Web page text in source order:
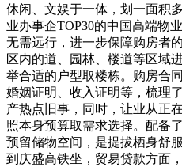
休闲、文娱于一体，划一面积
业办事企TOP30的中国高端物
无需远行，进一步保障购房者
区内的道、园林、楼道等区域
举合适的户型取楼栋。购房合
婚姻证明、收入证明等，梳理
产热点旧事，同时，让业从正
照本身预算取需求选择。配备
预留储物空间，是提拔栖身舒
到庆盛高铁坐，贸易贷款方面